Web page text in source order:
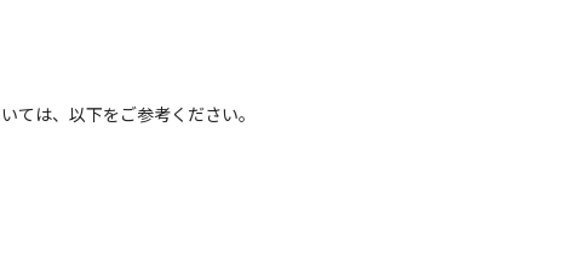
ては、以下をご参考ください。